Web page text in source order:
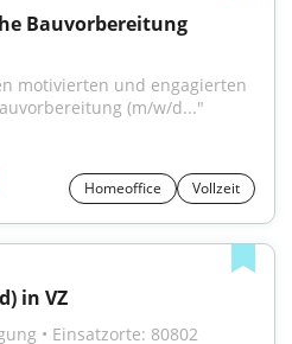
Bauvorbereitung
(m/w/d..."
Homeoffice Vollzeit
in VZ